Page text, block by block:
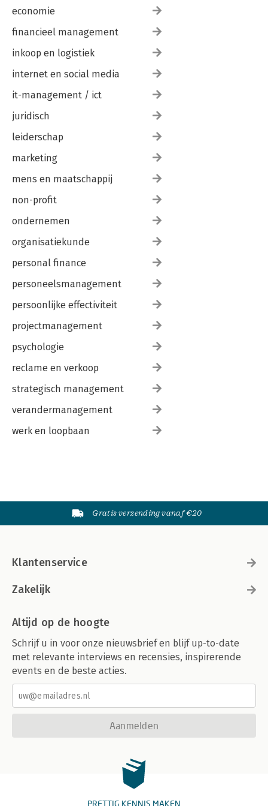
economie
financieel management
inkoop en logistiek
internet en social media
it-management / ict
juridisch
leiderschap
marketing
mens en maatschappij
non-profit
ondernemen
organisatiekunde
personal finance
personeelsmanagement
persoonlijke effectiviteit
projectmanagement
psychologie
reclame en verkoop
strategisch management
verandermanagement
werk en loopbaan
Gratis verzending vanaf €20
Klantenservice
Zakelijk
Altijd op de hoogte
Schrijf u in voor onze nieuwsbrief en blijf up-to-date
met relevante interviews en recensies, inspirerende
events en de beste acties.
Aanmelden
PRETTIG KENNIS MAKEN